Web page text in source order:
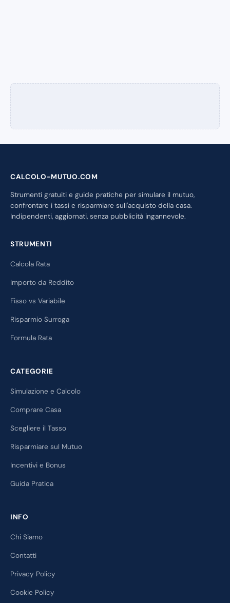
CALCOLO-MUTUO.COM
Strumenti gratuiti e guide pratiche per simulare il mutuo,
confrontare i tassi e risparmiare sull'acquisto della casa.
Indipendenti, aggiornati, senza pubblicità ingannevole.
STRUMENTI
Calcola Rata
Importo da Reddito
Fisso vs Variabile
Risparmio Surroga
Formula Rata
CATEGORIE
Simulazione e Calcolo
Comprare Casa
Scegliere il Tasso
Risparmiare sul Mutuo
Incentivi e Bonus
Guida Pratica
INFO
Chi Siamo
Contatti
Privacy Policy
Cookie Policy